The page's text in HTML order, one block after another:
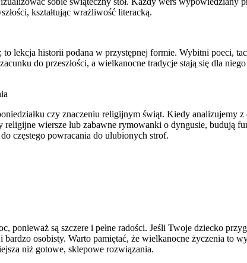
kształtując wrażliwość literacką.
lekcja historii podana w przystępnej formie. Wybitni poeci,
do przeszłości, a wielkanocne tradycje stają się dla
czy znaczeniu religijnym świąt. Kiedy analizujemy
wiersze lub zabawne rymowanki o dyngusie, budują
częstego powracania do ulubionych strof.
ponieważ są szczere i pełne radości. Jeśli Twoje dziecko
osobisty. Warto pamiętać, że wielkanocne życzenia to
niż gotowe, sklepowe rozwiązania.